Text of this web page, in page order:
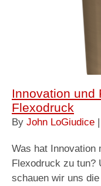
Innovation und
Flexodruck
By John LoGiudice
Was hat Innovation
Flexodruck zu tun?
schauen wir uns